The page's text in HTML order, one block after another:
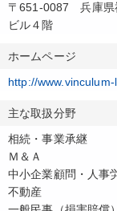
〒651-0087 兵庫県
ビル４階
ホームページ
http://www.vinculum-
主な取扱分野
相続・事業承継
Ｍ＆Ａ
中小企業顧問・人事
不動産